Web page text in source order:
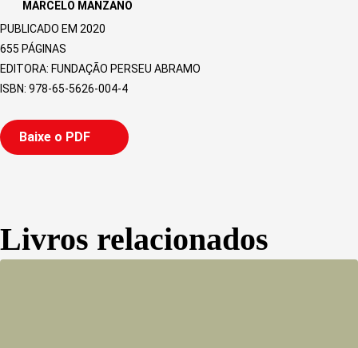
MARCELO MANZANO
PUBLICADO EM 2020
655 PÁGINAS
EDITORA: FUNDAÇÃO PERSEU ABRAMO
ISBN: 978-65-5626-004-4
Baixe o PDF
Livros relacionados